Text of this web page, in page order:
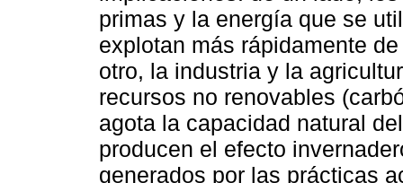
primas y la energía que se
explotan más rápidamente
otro, la industria y la
recursos no renovables
agota la capacidad natural
producen el efecto
generados por las prácticas